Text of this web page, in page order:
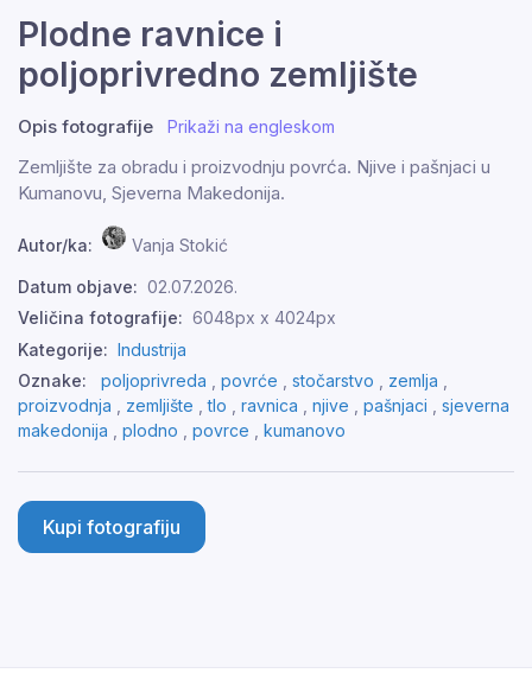
Plodne ravnice i
poljoprivredno zemljište
Opis fotografije Prikaži na engleskom
Zemljište za obradu i proizvodnju povrća. Njive i pašnjaci u
Kumanovu, Sjeverna Makedonija.
Autor/ka: Vanja Stokić
Datum objave: 02.07.2026.
Veličina fotografije: 6048px x 4024px
Kategorije: Industrija
Oznake:
poljoprivreda povrće stočarstvo zemlja
proizvodnja
zemljište ,tlo ravnica njive pašnjaci
sjeverna
makedonija
plodno povrce kumanovo
Kupi fotografiju